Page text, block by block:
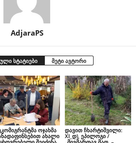
AdjaraPS
სტატიები მეტი ავტორი
ოჯახმა
ახალი
დავით ჩხარტიშვილი:
XI_დ), ეპილოგი /